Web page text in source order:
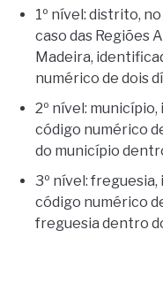
1º nível: distrito,
caso das Regiões
Madeira,
numérico de dois
2º nível:
código numérico
do município
3º nível:
código numérico
freguesia dentro